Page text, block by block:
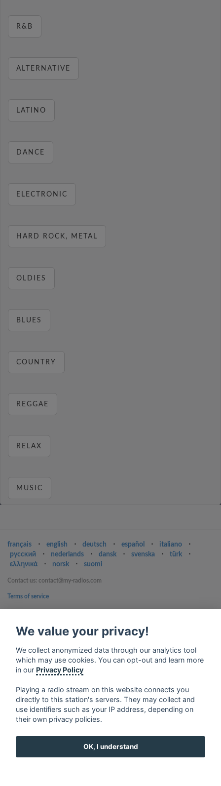
R&B
ALTERNATIVE
LATINO
DANCE
ELECTRONIC
HARD ROCK, METAL
OLDIES
BLUES
COUNTRY
REGGAE
RELAX
MUSIC
français ⋅ english ⋅ deutsch ⋅ español ⋅ italiano
⋅
русский
⋅ nederlands ⋅ dansk ⋅ svenska ⋅ türk
⋅
ελληνικά
⋅ norsk ⋅ suomi
Contact us: contact@my-radios.com
Terms of service
Google Play and the Google Play logo are trademarks of Google Inc.
We value your privacy!
We collect anonymized data through our analytics tool
which may use cookies. You can opt-out and learn more
in our Privacy Policy
Playing a radio stream on this website connects you
directly to this station's servers. They may collect and
use identifiers such as your IP address, depending on
their own privacy policies.
OK, I understand